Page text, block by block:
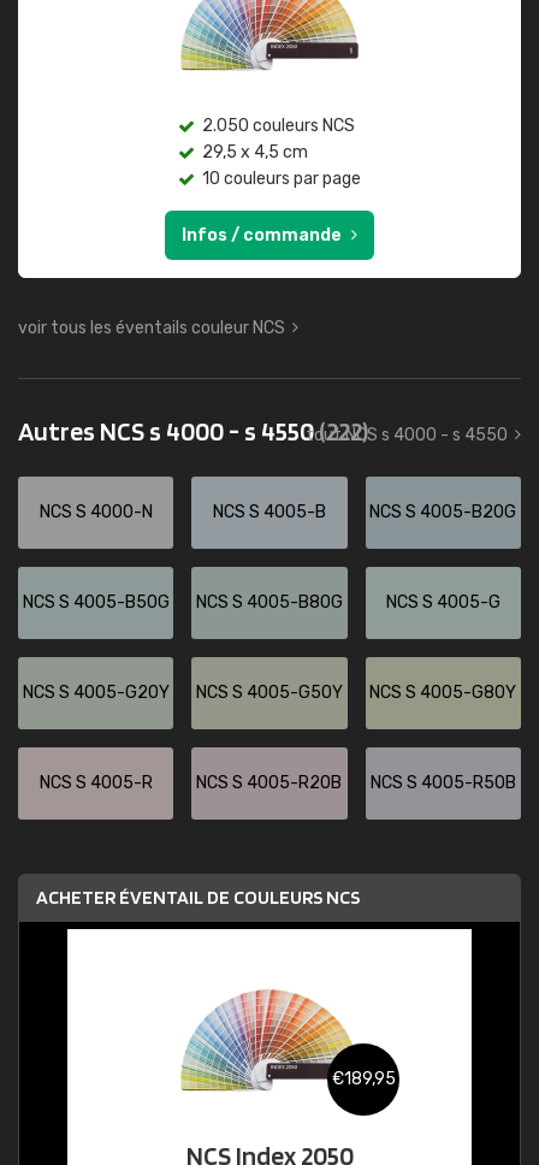
2.050 couleurs NCS
29,5 x 4,5 cm
10 couleurs par page
Infos / commande
voir tous les éventails couleur NCS
Autres NCS s 4000 - s 4550(222)
tout NCS s 4000 - s 4550
NCS S 4000-N NCS S 4005-B NCS S 4005-B20G
NCS S 4005-B50G NCS S 4005-B80G NCS S 4005-G
NCS S 4005-G20Y NCS S 4005-G50Y NCS S 4005-G80Y
NCS S 4005-R NCS S 4005-R20B NCS S 4005-R50B
ACHETER ÉVENTAIL DE COULEURS NCS
€189,95
NCS Index 2050